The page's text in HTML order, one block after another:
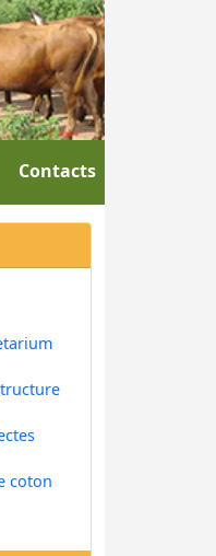
Contacts
coton